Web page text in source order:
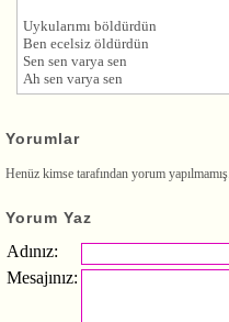
Uykularımı böldürdün
Ben ecelsiz öldürdün
Sen sen varya sen
Ah sen varya sen
Yorumlar
Henüz kimse tarafından yorum yapılmamış.
Yorum Yaz
Adınız:
Mesajınız: